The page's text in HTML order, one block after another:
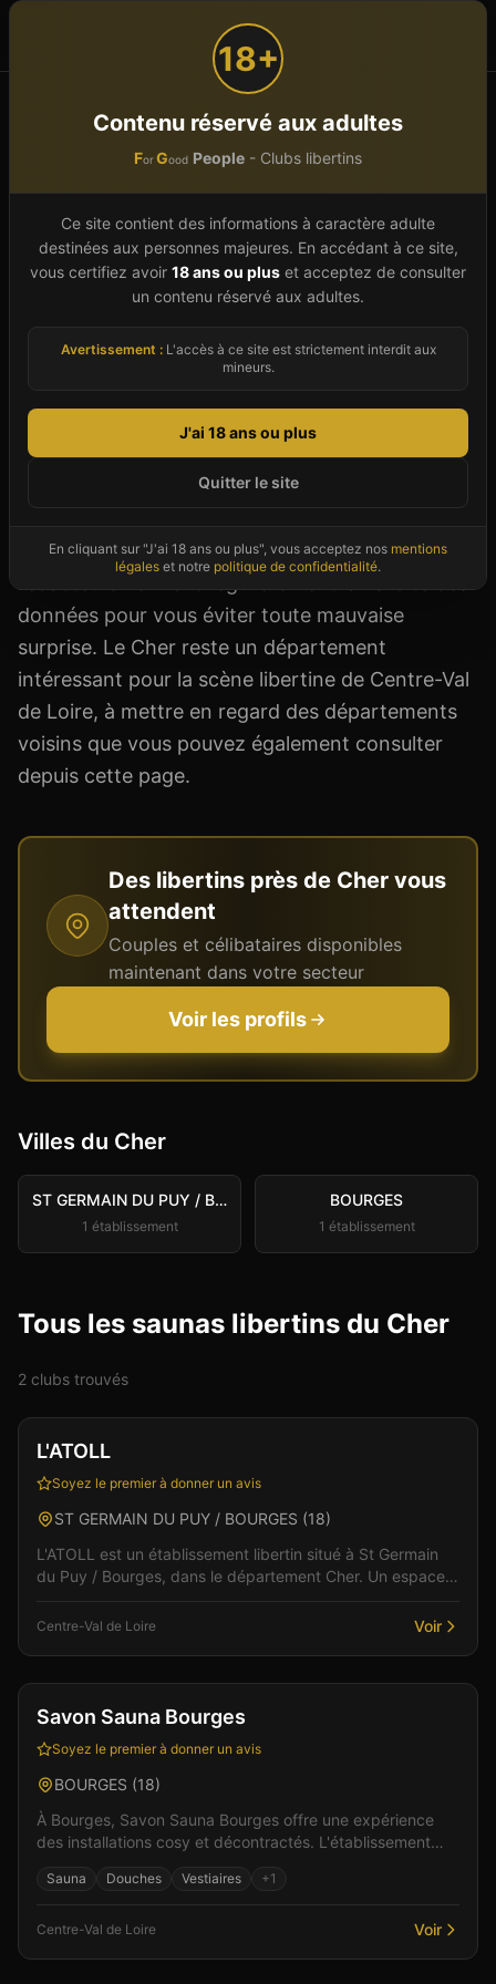
18+
Contenu réservé aux adultes
ForGood People - Clubs libertins
Ce site contient des informations à caractère adulte
destinées aux personnes majeures. En accédant à ce site,
vous certifiez avoir 18 ans ou plus et acceptez de consulter
un contenu réservé aux adultes.
Avertissement :L'accès à ce site est strictement interdit aux
mineurs.
J'ai 18 ans ou plus
Quitter le site
En cliquant sur "J'ai 18 ans ou plus", vous acceptez nos mentions
légales et notre politique de confidentialité.
Accueil Saunas libertins Centre-Val de Loire
Sauna libertin Cher (18
Le département Cher (18), situé en Centre-Val
de Loire, concentre en 2026 un total de 2
établissements libertins répertoriés sur 2
clubs échangistes pour couples, de bars libertins
notre annuaire couvre toute la diversité du
département. Chaque fiche vous donne accès
aux informations clés (coordonnées, horaires,
contact direct avec l'établissement. Nos
données pour vous éviter toute mauvaise
surprise. Le Cher reste un département
intéressant pour la scène libertine de Centre-Val
de Loire, à mettre en regard des départements
voisins que vous pouvez également consulter
depuis cette page.
Des libertins près de Cher vous
attendent
Couples et célibataires disponibles
maintenant dans votre secteur
Voir les profils
Villes du Cher
ST GERMAIN DU PUY / BOURGES
1 établissement
BOURGES
1 établissement
Tous les saunas libertins du Cher
2 clubs trouvés
L'ATOLL
Soyez le premier à donner un avis
ST GERMAIN DU PUY / BOURGES (18)
L'ATOLL est un établissement libertin situé à St Germain
du Puy / Bourges, dans le département Cher. Un espace
Centre-Val de Loire Voir
Sauna
Savon Sauna Bourges
Soyez le premier à donner un avis
BOURGES (18)
À Bourges, Savon Sauna Bourges offre une expérience
des installations cosy et décontractés. L'établissement
Sauna Douches Vestiaires +1
Centre-Val de Loire Voir